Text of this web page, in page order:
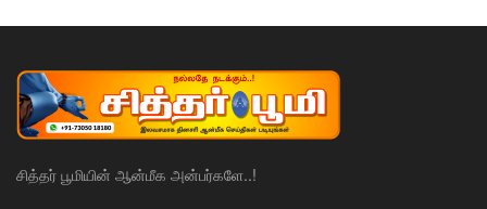
சித்தர் பூமியின் ஆன்மீக அன்பர்களே..!